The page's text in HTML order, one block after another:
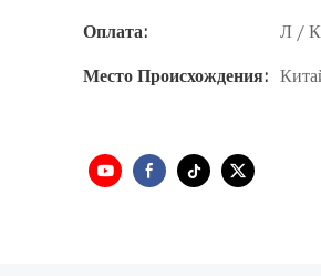
Оплата: Л /
Место Происхождения: